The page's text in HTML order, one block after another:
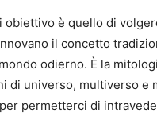
è quello di
il concetto
odierno. È la
di universo, multiverso
permetterci di